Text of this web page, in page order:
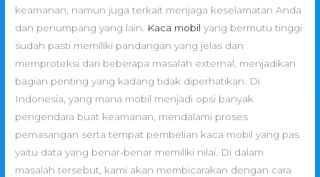
keamanan, namun juga terkait menjaga keselamatan Anda
dan penumpang yang lain.
Kaca mobil yang bermutu tinggi
sudah pasti memiliki pandangan yang jelas dan
memproteksi dari beberapa masalah external, menjadikan
bagian penting yang kadang tidak diperhatikan. Di
Indonesia, yang mana mobil menjadi opsi banyak
pengendara buat keamanan, mendalami proses
pemasangan serta tempat pembelian kaca mobil yang pas
yaitu data yang benar-benar memiliki nilai. Di dalam
masalah tersebut, kami akan membicarakan dengan cara